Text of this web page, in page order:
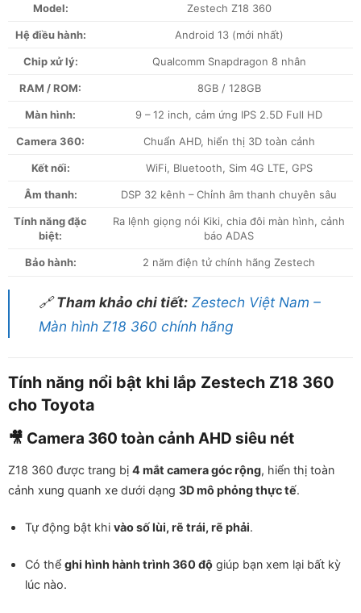
Model:
Zestech Z18 360
Hệ điều hành: Android 13 (mới nhất)
Chip xử lý: Qualcomm Snapdragon 8 nhân
RAM / ROM: 8GB / 128GB
Màn hình: 9 – 12 inch, cảm ứng IPS 2.5D Full HD
Camera 360: Chuẩn AHD, hiển thị 3D toàn cảnh
Kết nối: WiFi, Bluetooth, Sim 4G LTE, GPS
Âm thanh: DSP 32 kênh – Chỉnh âm thanh chuyên sâu
Tính năng đặc
biệt:
Ra lệnh giọng nói Kiki, chia đôi màn hình, cảnh
báo ADAS
Bảo hành: 2 năm điện tử chính hãng Zestech
🔗Tham khảo chi tiết: Zestech Việt Nam –
Màn hình Z18 360 chính hãng
Tính năng nổi bật khi lắp Zestech Z18 360
cho Toyota
🎥 Camera 360 toàn cảnh AHD siêu nét
Z18 360 được trang bị 4 mắt camera góc rộng, hiển thị toàn
cảnh xung quanh xe dưới dạng 3D mô phỏng thực tế.
Tự động bật khi vào số lùi, rẽ trái, rẽ phải.
Có thể ghi hình hành trình 360 độgiúp bạn xem lại bất kỳ
lúc nào.